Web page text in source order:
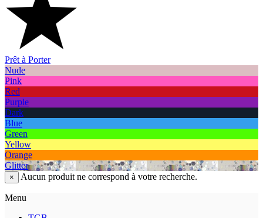
Prêt à Porter
Nude
Pink
Red
Purple
Dark
Blue
Green
Yellow
Orange
Glitter
× Aucun produit ne correspond à votre recherche.
Menu